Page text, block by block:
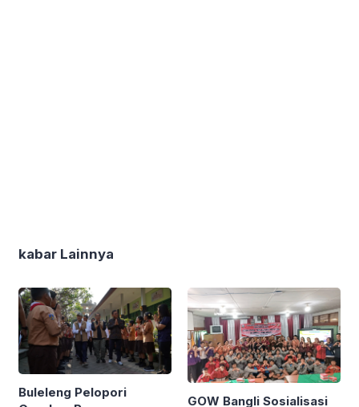
kabar Lainnya
Buleleng Pelopori
GOW Bangli Sosialisasi